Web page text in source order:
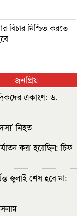
বিচার নিশ্চিত করতে
জনপ্রিয়
একাংশ: ড.
নিহত
করা হয়েছিল: চিফ
জুলাই শেষ হবে না: